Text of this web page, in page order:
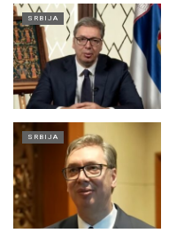
SRBIJA
SRBIJA